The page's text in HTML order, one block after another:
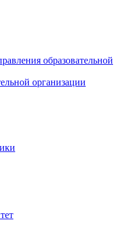
образовательной
организации